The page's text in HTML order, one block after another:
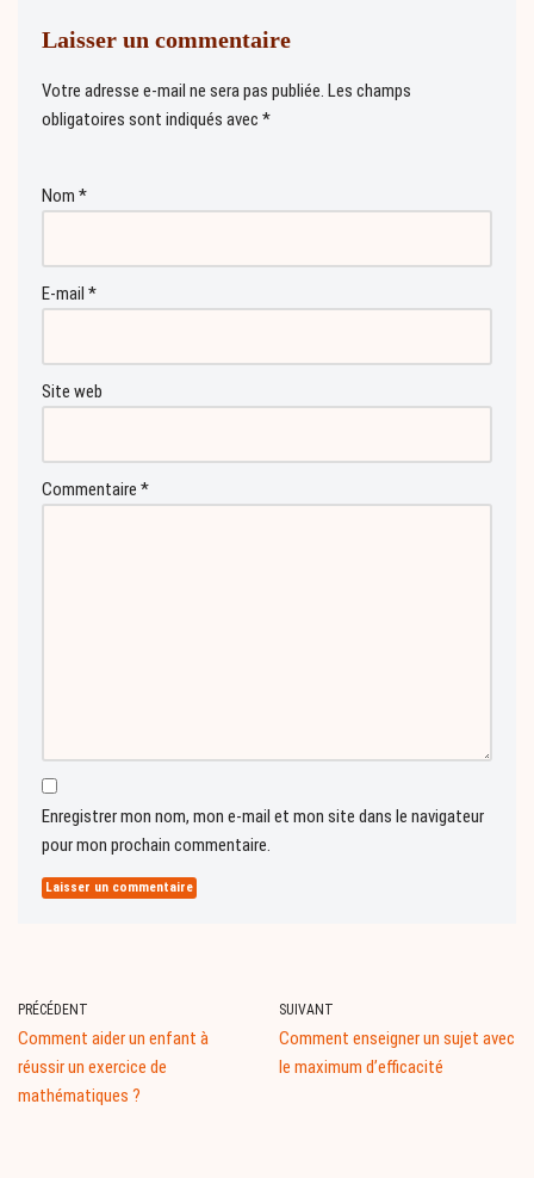
Laisser un commentaire
Votre adresse e-mail ne sera pas publiée. Les champs
obligatoires sont indiqués avec *
Nom *
E-mail *
Site web
Commentaire *
Enregistrer mon nom, mon e-mail et mon site dans le navigateur
pour mon prochain commentaire.
PRÉCÉDENT
Comment aider un enfant à
réussir un exercice de
mathématiques ?
SUIVANT
Comment enseigner un sujet avec
le maximum d’efficacité